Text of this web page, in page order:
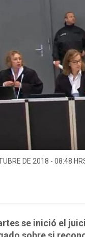
DE 2018 - 08:48
se inició el